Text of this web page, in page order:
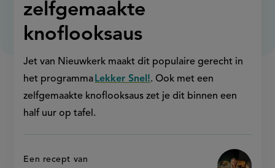
zelfgemaakte
knoflooksaus
Jet van Nieuwkerk maakt dit populaire gerecht in
het programma Lekker Snel!. Ook met een
zelfgemaakte knoflooksaus zet je dit binnen een
half uur op tafel.
Een recept van